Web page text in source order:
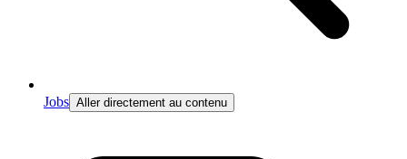
Jobs Aller directement au contenu